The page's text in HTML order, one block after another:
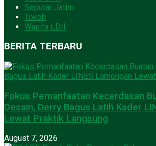
Seputar Jatim
Tokoh
Wanita LDII
BERITA TERBARU
Fokus Pemanfaatan Kecerdasan
Desain, Derry Bagus Latih Kader
Lewat Praktik Langsung
August 7, 2026